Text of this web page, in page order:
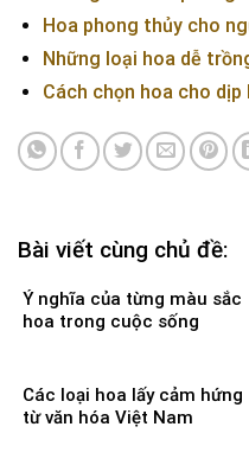
Hoa phong thủy cho
Những loại hoa dễ
Cách chọn hoa cho
Bài viết cùng chủ đề:
Ý nghĩa của từng màu sắc
hoa trong cuộc sống
Các loại hoa lấy cảm hứng
từ văn hóa Việt Nam